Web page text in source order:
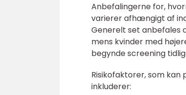
Anbefalingerne for,
varierer afhængigt af
Generelt set anbefales
mens kvinder med
begynde screening
Risikofaktorer, som
inkluderer: